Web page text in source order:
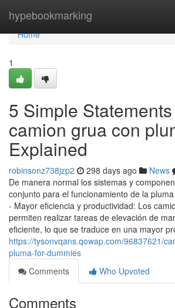
hypebookmarking
Home
Home
1
5 Simple
camion grua con
Explained
robinsonz738jzp2 298 days ago News
De manera normal los sistemas y
conjunto para el funcionamiento de la
- Mayor eficiencia y productividad: Los
permiten realizar tareas de elevación de
eficiente, lo que se traduce en una mayor
https://tysonvqans.qowap.com/96837621/
pluma-for-dummies
Comments
Who Upvoted
Comments